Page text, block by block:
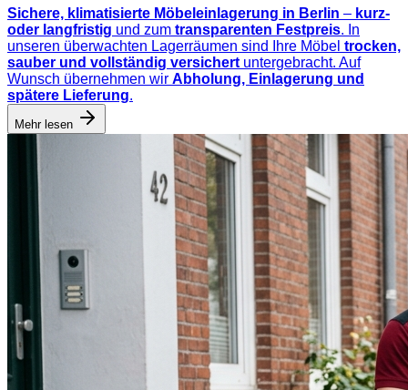
Sichere, klimatisierte Möbeleinlagerung in Berlin – kurz-
oder langfristig und zum transparenten Festpreis. In
unseren überwachten Lagerräumen sind Ihre Möbel trocken,
sauber und vollständig versichert untergebracht. Auf
Wunsch übernehmen wir Abholung, Einlagerung und
spätere Lieferung.
Mehr lesen